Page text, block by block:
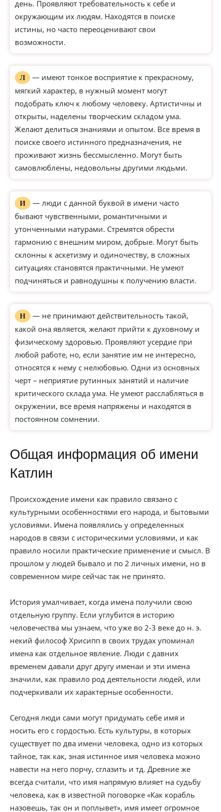
день. Проявляют требовательность к себе и
окружающим их людям. Находятся в поиске
истины, но часто переоценивают свои
возможности.
Л
— имеют тонкое восприятие к прекрасному,
мягкий характер, в нужный момент могут
подобрать ключ к любому человеку. Артистичны и
открыты, наделены творческим складом ума.
Желают делиться знаниями и опытом. Все время в
поиске своего истинного предназначения, не
проживают жизнь бессмысленно. Могут быть
самовлюблены, недовольны другими людьми.
И
— люди с данной буквой в имени часто
бывают чувственными, романтичными и
утонченными натурами. Стремятся обрести
гармонию с внешним миром, добрые. Могут быть
склонны к аскетизму и одиночеству, в сложных
ситуациях становятся практичными. Не умеют
подчиняться и равнодушны к получению власти.
Н
— не принимают действительность такой,
какой она является, желают прийти к духовному и
физическому здоровью. Проявляют усердие при
любой работе, но, если занятие им не интересно,
относятся к нему с нелюбовью. Одни из основных
черт – неприятие рутинных занятий и наличие
критического склада ума. Не умеют расслабляться в
окружении, все время напряжены и находятся в
постоянном сомнении.
Общая информация об имени
Катлин
Происхождение имени как правило связано с
культурными особенностями его народа, и бытовыми
условиями. Имена появлялись у определенных
народов в связи с историческими условиями, и как
правило носили практические применение и смысл. В
прошлом у людей бывало и по 2 личных имени, но в
современном мире сейчас так не принято.
История умалчивает, когда имена получили свою
отдельную группу. Если углубится в историю
человечества мы узнаем, что уже во 2-3 веке до н. э.
некий философ Хрисипп в своих трудах упоминал
имена как отдельное явление. Люди с давних
временем давали друг другу именаи и эти имена
значили, как правило род деятельности людей, или
подчеркивали их характерные особенности.
Сегодня люди сами могут придумать себе имя и
носить его с гордостью. Есть культуры, в которых
существует по два имени человека, одно из которых
тайное, так как, зная истинное имя человека можно
навести на него порчу, сглазить и тд. Древние же
всегда считали, что имя напрямую влияет на судьбу
человека, как в известной поговорке «Как корабль
назовешь, так он и поплывет», имя имеет огромное